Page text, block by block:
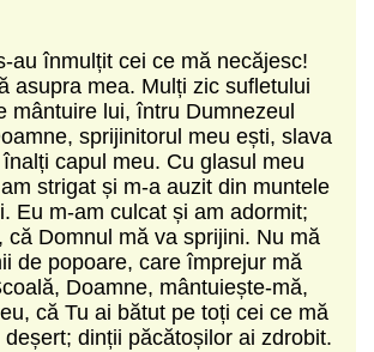
au înmulțit cei ce mă necăjesc!
asupra mea. Mulți zic sufletului
mântuire lui, întru Dumnezeul
sprijinitorul meu ești, slava
capul meu. Cu glasul meu
strigat și m-a auzit din muntele
Eu m-am culcat și am adormit;
că Domnul mă va sprijini. Nu mă
de popoare, care împrejur mă
Doamne, mântuiește-mă,
că Tu ai bătut pe toți cei ce mă
dinții păcătoșilor ai zdrobit.